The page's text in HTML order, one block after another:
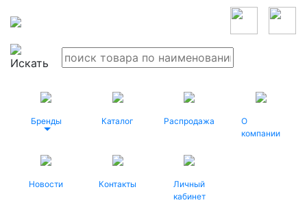
Бренды Каталог Распродажа
О
компании
Новости Контакты
Личный
кабинет